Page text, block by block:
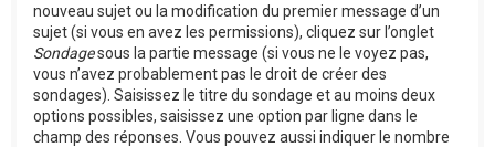
nouveau sujet ou la modification du premier message d’un
sujet (si vous en avez les permissions), cliquez sur l’onglet
Sondagesous la partie message (si vous ne le voyez pas,
vous n’avez probablement pas le droit de créer des
sondages). Saisissez le titre du sondage et au moins deux
options possibles, saisissez une option par ligne dans le
champ des réponses. Vous pouvez aussi indiquer le nombre